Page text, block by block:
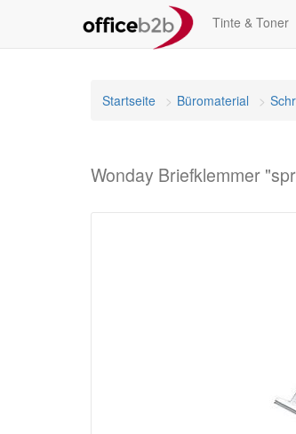
Tinte & Toner
Startseite Büromaterial
Wonday Briefklemmer